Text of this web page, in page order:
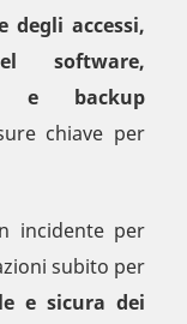
degli accessi,
software,
e backup
chiave per
incidente per
subito per
e sicura dei